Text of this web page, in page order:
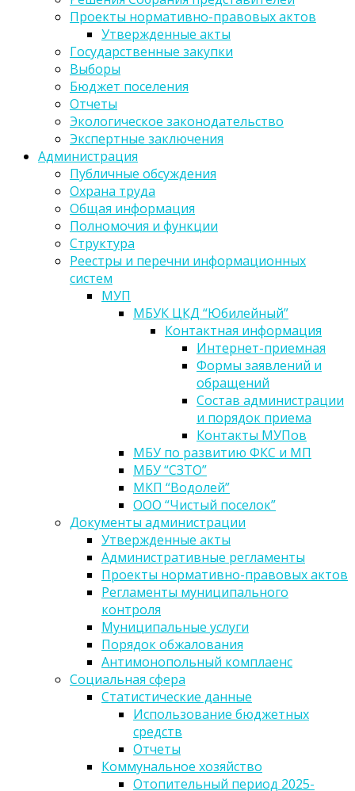
Проекты нормативно-правовых актов
Утвержденные акты
Государственные закупки
Выборы
Бюджет поселения
Отчеты
Экологическое законодательство
Экспертные заключения
Администрация
Публичные обсуждения
Охрана труда
Общая информация
Полномочия и функции
Структура
Реестры и перечни информационных
систем
МУП
МБУК ЦКД “Юбилейный”
Контактная информация
Интернет-приемная
Формы заявлений и
обращений
Состав администрации
и порядок приема
Контакты МУПов
МБУ по развитию ФКС и МП
МБУ “СЗТО”
МКП “Водолей”
ООО “Чистый поселок”
Документы администрации
Утвержденные акты
Административные регламенты
Проекты нормативно-правовых актов
Регламенты муниципального
контроля
Муниципальные услуги
Порядок обжалования
Антимонопольный комплаенс
Социальная сфера
Статистические данные
Использование бюджетных
средств
Отчеты
Коммунальное хозяйство
Отопительный период 2025-